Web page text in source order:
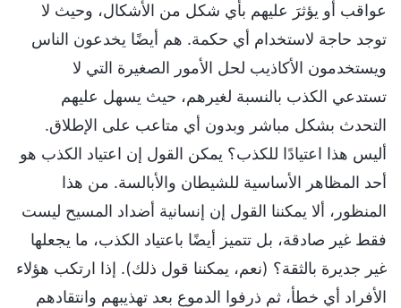
عواقب أو يؤثرَ عليهم بأي شكل من الأشكال، وحيث لا
توجد حاجة لاستخدام أي حكمة. هم أيضًا يخدعون الناس
ويستخدمون الأكاذيب لحل الأمور الصغيرة التي لا
تستدعي الكذب بالنسبة لغيرهم، حيث يسهل عليهم
التحدث بشكل مباشر وبدون أي متاعب على الإطلاق.
أليس هذا اعتيادًا للكذب؟ يمكن القول إن اعتياد الكذب هو
أحد المظاهر الأساسية للشيطان والأبالسة. من هذا
المنظور، ألا يمكننا القول إن إنسانية أضداد المسيح ليست
فقط غير صادقة، بل تتميز أيضًا باعتياد الكذب، ما يجعلها
غير جديرة بالثقة؟ (نعم، يمكننا قول ذلك). إذا ارتكب هؤلاء
الأفراد أي خطأ، ثم ذرفوا الدموع بعد تهذيبهم وانتقادهم